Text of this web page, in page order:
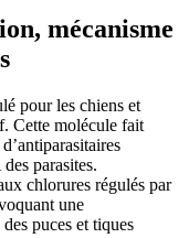
mécanisme
pour les chiens et
Cette molécule fait
parasites.
chlorures régulés par
une
puces et tiques